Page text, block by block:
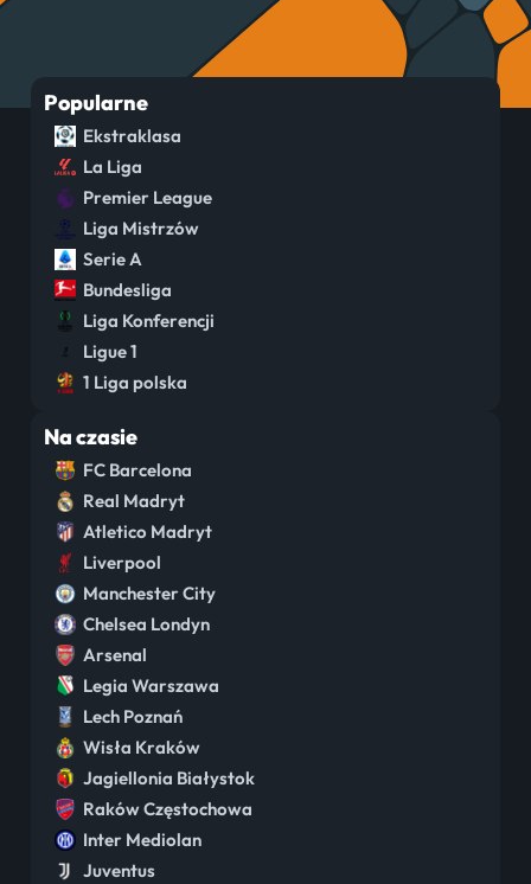
Popularne
Ekstraklasa
La Liga
Premier League
Liga Mistrzów
Serie A
Bundesliga
Liga Konferencji
Ligue 1
1 Liga polska
Na czasie
FC Barcelona
Real Madryt
Atletico Madryt
Liverpool
Manchester City
Chelsea Londyn
Arsenal
Legia Warszawa
Lech Poznań
Wisła Kraków
Jagiellonia Białystok
Raków Częstochowa
Inter Mediolan
Juventus